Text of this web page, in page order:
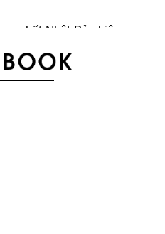
nhất Nhật Bản hiện nay
tiếng Nhật